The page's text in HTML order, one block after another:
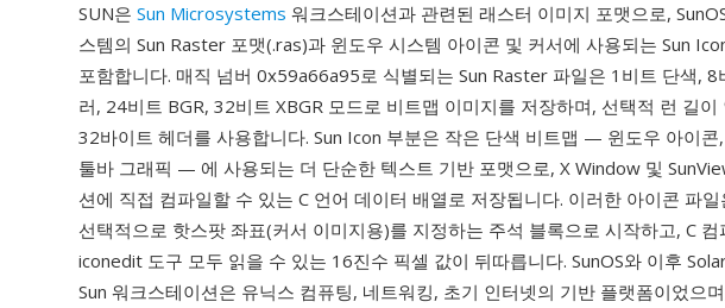
SUN은 Sun Microsystems 워크스테이션과 관련된 래스터 이미지 포맷으로,
스템의 Sun Raster 포맷(.ras)과 윈도우 시스템 아이콘 및 커서에 사용되는 Sun
포함합니다. 매직 넘버 0x59a66a95로 식별되는 Sun Raster 파일은 1비트 단색, 8
러, 24비트 BGR, 32비트 XBGR 모드로 비트맵 이미지를 저장하며, 선택적 런 길이
32바이트 헤더를 사용합니다. Sun Icon 부분은 작은 단색 비트맵 — 윈도우 아이콘
툴바 그래픽 — 에 사용되는 더 단순한 텍스트 기반 포맷으로, X Window 및
션에 직접 컴파일할 수 있는 C 언어 데이터 배열로 저장됩니다. 이러한 아이콘 파
선택적으로 핫스팟 좌표(커서 이미지용)를 지정하는 주석 블록으로 시작하고, C 컴
iconedit 도구 모두 읽을 수 있는 16진수 픽셀 값이 뒤따릅니다. SunOS와 이후
Sun 워크스테이션은 유닉스 컴퓨팅, 네트워킹, 초기 인터넷의 기반 플랫폼이었으